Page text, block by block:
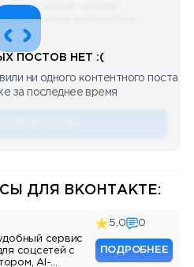
целую неделю!
самые интересные
12.4k 12:45
ПОСТОВ НЕТ :(
ни одного контентного поста
за последнее время
ДЛЯ ВКОНТАКТЕ:
сервис
соцсетей с
AI-
5,0 0
ПОДРОБНЕЕ